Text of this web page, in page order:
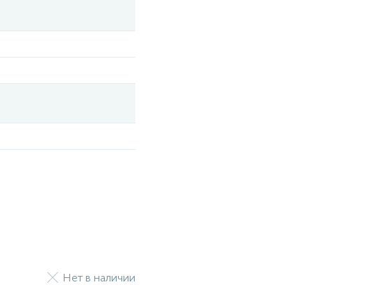
Нет в наличии